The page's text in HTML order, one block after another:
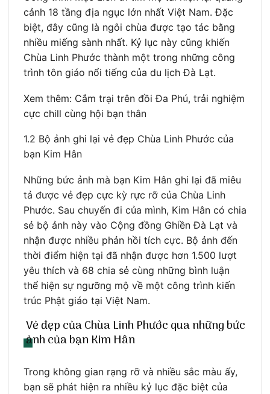
cảnh 18 tầng địa ngục lớn nhất Việt Nam. Đặc
biệt, đây cũng là ngôi chùa được tạo tác bằng
nhiều miếng sành nhất. Kỷ lục này cũng khiến
Chùa Linh Phước thành một trong những công
trình tôn giáo nổi tiếng của du lịch Đà Lạt.
Xem thêm: Cắm trại trên đồi Đa Phú, trải nghiệm
cực chill cùng hội bạn thân
1.2 Bộ ảnh ghi lại vẻ đẹp Chùa Linh Phước của
bạn Kim Hân
Những bức ảnh mà bạn Kim Hân ghi lại đã miêu
tả được vẻ đẹp cực kỳ rực rỡ của Chùa Linh
Phước. Sau chuyến đi của mình, Kim Hân có chia
sẻ bộ ảnh này vào Cộng đồng Ghiền Đà Lạt và
nhận được nhiều phản hồi tích cực. Bộ ảnh đến
thời điểm hiện tại đã nhận được hơn 1.500 lượt
yêu thích và 68 chia sẻ cùng những bình luận
thể hiện sự ngưỡng mộ về một công trình kiến
trúc Phật giáo tại Việt Nam.
Vẻ đẹp của Chùa Linh Phước qua những bức
ảnh của bạn Kim Hân
Trong không gian rạng rỡ và nhiều sắc màu ấy,
bạn sẽ phát hiện ra nhiều kỷ lục đặc biệt của